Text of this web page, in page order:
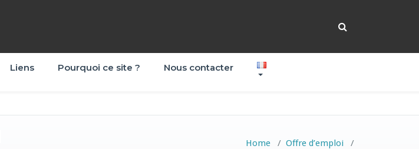
Liens Pourquoi ce site ? Nous contacter
Home / Offre d’emploi /